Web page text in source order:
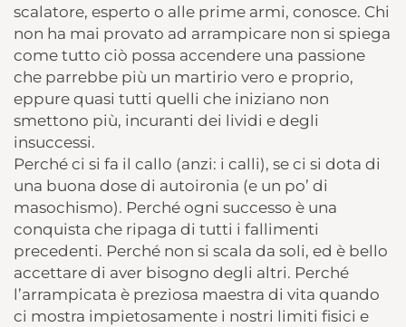
scalatore, esperto o alle prime armi, conosce. Chi
non ha mai provato ad arrampicare non si spiega
come tutto ciò possa accendere una passione
che parrebbe più un martirio vero e proprio,
eppure quasi tutti quelli che iniziano non
smettono più, incuranti dei lividi e degli
insuccessi.
Perché ci si fa il callo (anzi: i calli), se ci si dota di
una buona dose di autoironia (e un po’ di
masochismo). Perché ogni successo è una
conquista che ripaga di tutti i fallimenti
precedenti. Perché non si scala da soli, ed è bello
accettare di aver bisogno degli altri. Perché
l’arrampicata è preziosa maestra di vita quando
ci mostra impietosamente i nostri limiti fisici e